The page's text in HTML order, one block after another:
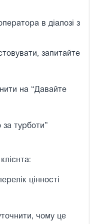
в діалозі з
запитайте
на “Давайте
турботи”
цінності
чому це